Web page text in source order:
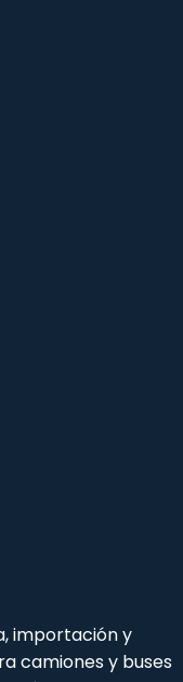
importación y
camiones y buses